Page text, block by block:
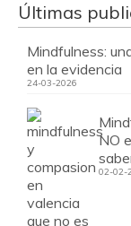
Últimas
Mindfulness:
en la evidencia
24-03-2026
NO
02-02-